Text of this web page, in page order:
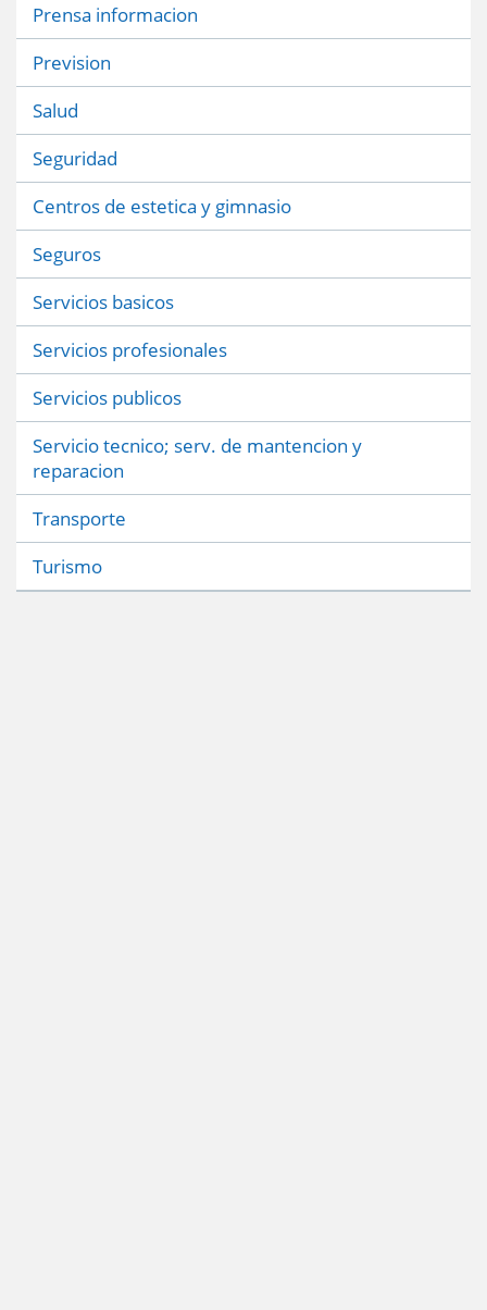
Prensa informacion
Prevision
Salud
Seguridad
Centros de estetica y gimnasio
Seguros
Servicios basicos
Servicios profesionales
Servicios publicos
Servicio tecnico; serv. de mantencion y
reparacion
Transporte
Turismo